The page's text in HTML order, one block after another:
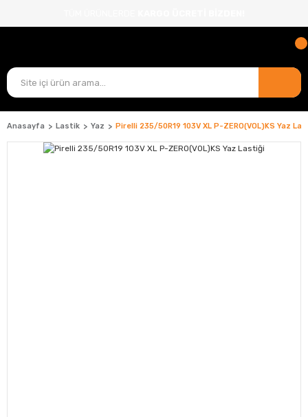
Anasayfa Lastik Yaz Pirelli 235/50R19 103V XL P-ZERO(VOL)KS Yaz